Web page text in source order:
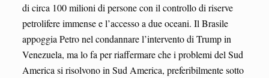
di circa 100 milioni di persone con il controllo di riserve
petrolifere immense e l’accesso a due oceani. Il Brasile
appoggia Petro nel condannare l’intervento di Trump in
Venezuela, ma lo fa per riaffermare che i problemi del Sud
America si risolvono in Sud America, preferibilmente sotto